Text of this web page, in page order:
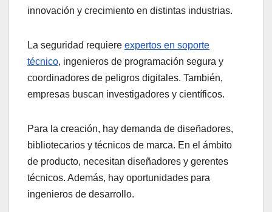
innovación y crecimiento en distintas industrias.
La seguridad requiere expertos en soporte
técnico, ingenieros de programación segura y
coordinadores de peligros digitales. También,
empresas buscan investigadores y científicos.
Para la creación, hay demanda de diseñadores,
bibliotecarios y técnicos de marca. En el ámbito
de producto, necesitan diseñadores y gerentes
técnicos. Además, hay oportunidades para
ingenieros de desarrollo.